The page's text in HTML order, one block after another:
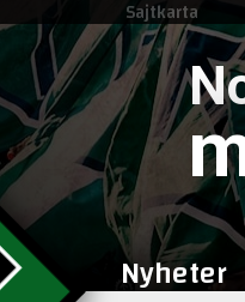
Sajtkarta
Nyheter